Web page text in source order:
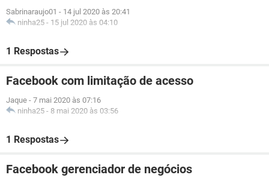
Sabrinaraujo01 - 14 jul 2020 às 20:41
ninha25 - 15 jul 2020 às 04:10
1 Respostas
Facebook com limitação de acesso
Jaque - 7 mai 2020 às 07:16
ninha25 - 8 mai 2020 às 03:56
1 Respostas
Facebook gerenciador de negócios